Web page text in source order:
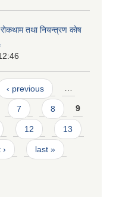
तथा नियन्त्रण काेष
‹ previous …
7 8 9
12 13
last »